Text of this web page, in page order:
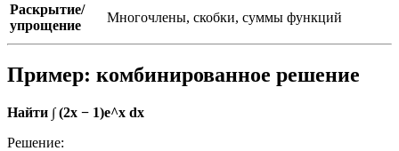
Раскрытие/
упрощение
Многочлены, скобки, суммы функций
Пример: комбинированное решение
Найти ∫ (2x − 1)e^x dx
Решение: